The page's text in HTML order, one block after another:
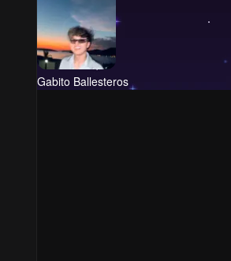
Gabito Ballesteros